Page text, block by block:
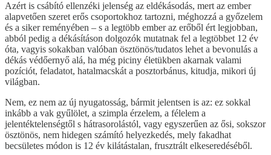
Azért is csábító ellenzéki jelenség az eldékásodás, mert az ember
alapvetően szeret erős csoportokhoz tartozni, méghozzá a győzelem
és a siker reményében – s a legtöbb ember az erőből ért legjobban,
abból pedig a dékásításon dolgozók mutatnak fel a legtöbbet 12 év
óta, vagyis sokakban valóban ösztönös/tudatos lehet a bevonulás a
dékás védőernyő alá, ha még piciny életükben akarnak valami
pozíciót, feladatot, hatalmacskát a posztorbánus, kitudja, mikori új
világban.
Nem, ez nem az új nyugatosság, bármit jelentsen is az: ez sokkal
inkább a vak gyűlölet, a szimpla érzelem, a félelem a
jelentéktelenségtől s hátrasorolástól, vagy egyszerűen az ősi, sokszor
ösztönös, nem hidegen számító helyezkedés, mely fakadhat
becsületes módon is 12 év kilátástalan, frusztrált elkeseredéséből.